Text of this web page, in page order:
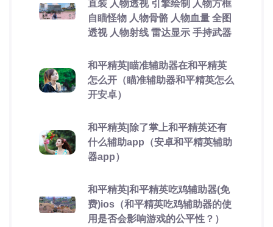
直装 人物透视 引擎绘制 人物方框
自瞄怪物 人物骨骼 人物血量 全图
透视 人物射线 雷达显示 手持武器
和平精英|瞄准辅助器在和平精英
怎么开（瞄准辅助器和平精英怎么
开安卓）
和平精英|除了掌上和平精英还有
什么辅助app（安卓和平精英辅助
器app）
和平精英|和平精英吃鸡辅助器(免
费)ios（和平精英吃鸡辅助器的使
用是否会影响游戏的公平性？）